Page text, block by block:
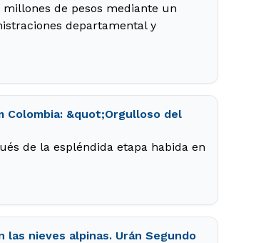
de pesos mediante un
departamental y
Colombia: &quot;Orgulloso del
de la espléndida etapa habida en
las nieves alpinas. Urán Segundo